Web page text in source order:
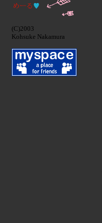
(C)2003
Kohsuke Nakamura